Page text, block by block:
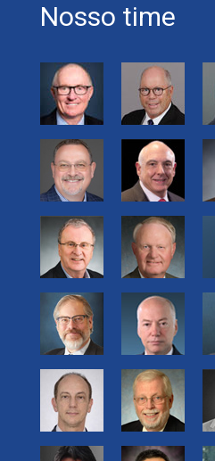
Nosso time